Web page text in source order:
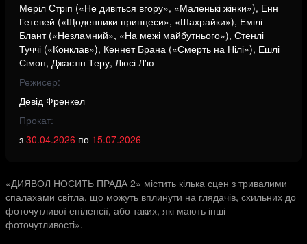
Меріл Стріп («Не дивіться вгору», «Маленькі жінки»), Енн
Гетевей («Щоденники принцеси», «Шахрайки»), Емілі
Блант («Незламний», «На межі майбутнього»), Стенлі
Туччі («Конклав»), Кеннет Брана («Смерть на Нілі»), Ешлі
Сімон, Джастін Теру, Люсі Л'ю
Режисер:
Девід Френкел
Прокат:
з 30.04.2026 по 15.07.2026
«ДИЯВОЛ НОСИТЬ ПРАДА 2» містить кілька сцен з тривалими
спалахами світла, що можуть вплинути на глядачів, схильних до
фоточутливої епілепсії, або таких, які мають інші
фоточутливості».